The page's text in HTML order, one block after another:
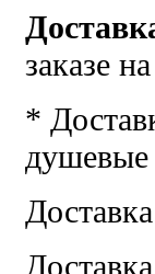
заказе
*
душевые